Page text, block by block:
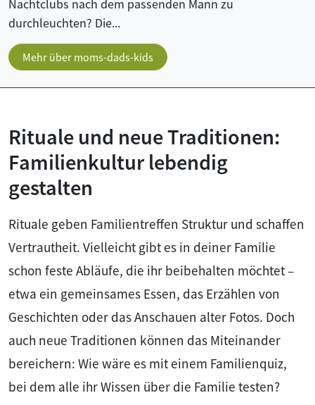
Nachtclubs nach dem passenden Mann zu
durchleuchten? Die...
Mehr über moms-dads-kids
Rituale und neue Traditionen:
Familienkultur lebendig
gestalten
Rituale geben Familientreffen Struktur und schaffen
Vertrautheit. Vielleicht gibt es in deiner Familie
schon feste Abläufe, die ihr beibehalten möchtet –
etwa ein gemeinsames Essen, das Erzählen von
Geschichten oder das Anschauen alter Fotos. Doch
auch neue Traditionen können das Miteinander
bereichern: Wie wäre es mit einem Familienquiz,
bei dem alle ihr Wissen über die Familie testen?